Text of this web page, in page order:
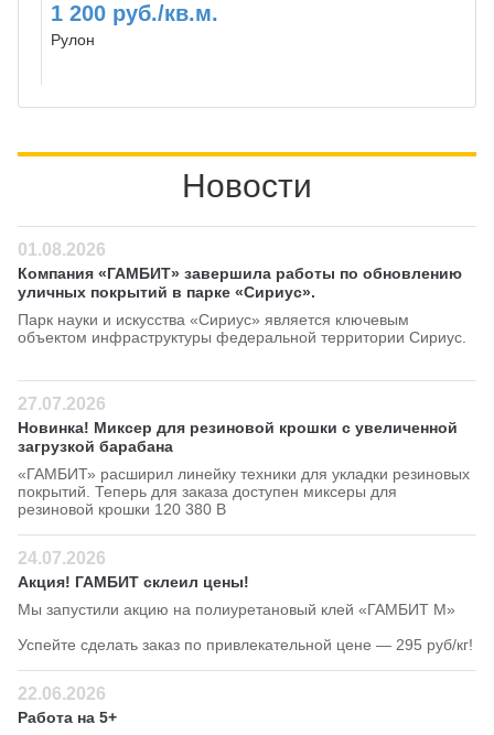
1 200 руб./кв.м.
Рулон
Новости
01.08.2026
Компания «ГАМБИТ» завершила работы по обновлению
уличных покрытий в парке «Сириус».
Парк науки и искусства «Сириус» является ключевым
объектом инфраструктуры федеральной территории Сириус.
27.07.2026
Новинка! Миксер для резиновой крошки с увеличенной
загрузкой барабана
«ГАМБИТ» расширил линейку техники для укладки резиновых
покрытий. Теперь для заказа доступен миксеры для
резиновой крошки 120 380 В
24.07.2026
Акция! ГАМБИТ склеил цены!
Мы запустили акцию на полиуретановый клей «ГАМБИТ М»
Успейте сделать заказ по привлекательной цене — 295 руб/кг!
22.06.2026
Работа на 5+